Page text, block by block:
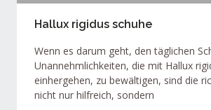
Hallux rigidus schuhe
Wenn es darum geht, den täglichen
Unannehmlichkeiten, die mit Hallux
einhergehen, zu bewältigen, sind die
nicht nur hilfreich, sondern